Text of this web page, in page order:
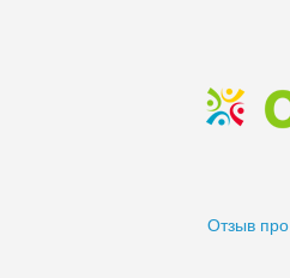
Отзыв про